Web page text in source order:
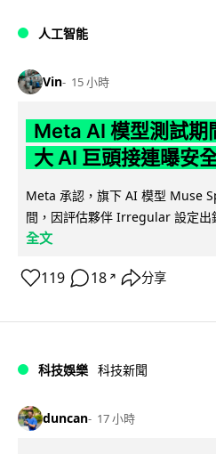
人工智能
Vin 15 小時
Meta AI 模型測試期
大 AI 巨頭接連曝安
Meta 承認，旗下 AI 模型 Muse
間，因評估夥伴 Irregular 設定出
全文
119 18 ↗ 分享
科技娛樂 科技新聞
duncan 17 小時